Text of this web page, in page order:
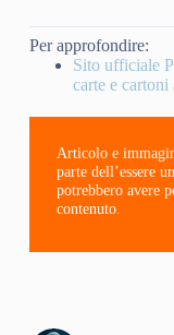
Per approfondire:
Sito ufficiale
carte e cartoni
Articolo e
parte dell’essere
potrebbero avere
contenuto.